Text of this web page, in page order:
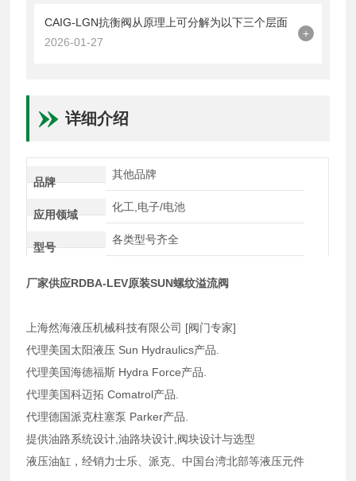
CAIG-LGN抗衡阀从原理上可分解为以下三个层面
2026-01-27
+
详细介绍
品牌
其他品牌
应用领域
化工,电子/电池
型号
各类型号齐全
厂家供应RDBA-LEV原装SUN螺纹溢流阀
上海然海液压机械科技有限公司 [阀门专家]
代理美国太阳液压 Sun Hydraulics产品.
代理美国海德福斯 Hydra Force产品.
代理美国科迈拓 Comatrol产品.
代理德国派克柱塞泵 Parker产品.
提供油路系统设计,油路块设计,阀块设计与选型
液压油缸，经销力士乐、派克、中国台湾北部等液压元件